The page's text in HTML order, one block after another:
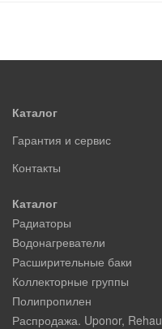
Каталог
Гарантия и сервис
Контакты
Каталог
Радиаторы
Водонагреватели
Расширительные баки
Коллекторные группы
Полипропилен
Распродажа. Uponor, Rehau